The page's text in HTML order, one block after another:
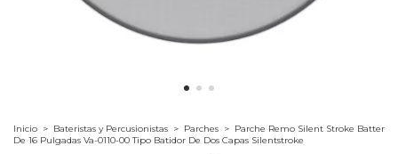
Inicio > Bateristas y Percusionistas > Parches > Parche Remo Silent Stroke Batter
De 16 Pulgadas Va-0110-00 Tipo Batidor De Dos Capas Silentstroke